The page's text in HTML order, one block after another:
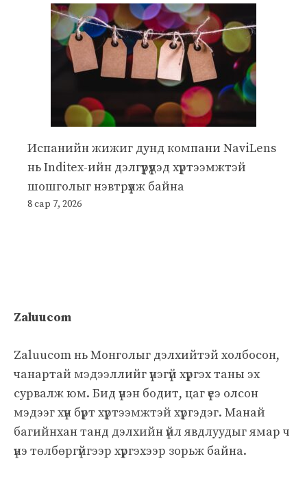
Испанийн жижиг дунд компани NaviLens
нь Inditex-ийн дэлгүүрүүдэд хүртээмжтэй
шошголыг нэвтрүүлж байна
8 сар 7, 2026
Zaluucom
Zaluucom нь Монголыг дэлхийтэй холбосон,
чанартай мэдээллийг үнэгүй хүргэх таны эх
сурвалж юм. Бид үнэн бодит, цаг үеэ олсон
мэдээг хүн бүрт хүртээмжтэй хүргэдэг. Манай
багийнхан танд дэлхийн үйл явдлуудыг ямар ч
үнэ төлбөргүйгээр хүргэхээр зорьж байна.